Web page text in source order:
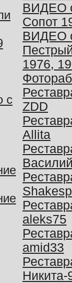
с
ВИДЕО
Сопот
ВИДЕО
1976,
ZDD
Allita
aleks75
amid33
Никита-